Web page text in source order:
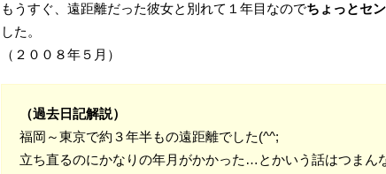
もうすぐ、遠距離だった彼女と別れて１年目なのでちょっとセ
した。
（２００８年５月）
（過去日記解説）
福岡～東京で約３年半もの遠距離でした(^^;
立ち直るのにかなりの年月がかかった…とかいう話はつまん